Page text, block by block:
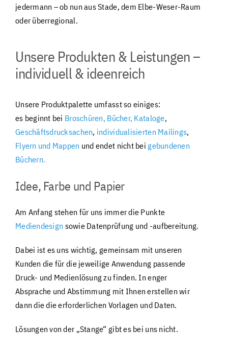
jedermann – ob nun aus Stade, dem Elbe-Weser-Raum
oder überregional.
Unsere Produkten & Leistungen –
individuell & ideenreich
Unsere Produktpalette umfasst so einiges:
es beginnt bei Broschüren, Bücher, Kataloge,
Geschäftsdrucksachen, individualisierten Mailings,
Flyern und Mappen und endet nicht bei gebundenen
Büchern.
Idee, Farbe und Papier
Am Anfang stehen für uns immer die Punkte
Mediendesign sowie Datenprüfung und -aufbereitung.
Dabei ist es uns wichtig, gemeinsam mit unseren
Kunden die für die jeweilige Anwendung passende
Druck- und Medienlösung zu finden.In enger
Absprache und Abstimmung mit Ihnen erstellen wir
dann die die erforderlichen Vorlagen und Daten.
Lösungen von der „Stange“ gibt es bei uns nicht.